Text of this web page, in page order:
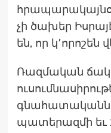
չի ծախեր
են, որ կ՚որոշեն
Ռազմական
պատերազմի եւ